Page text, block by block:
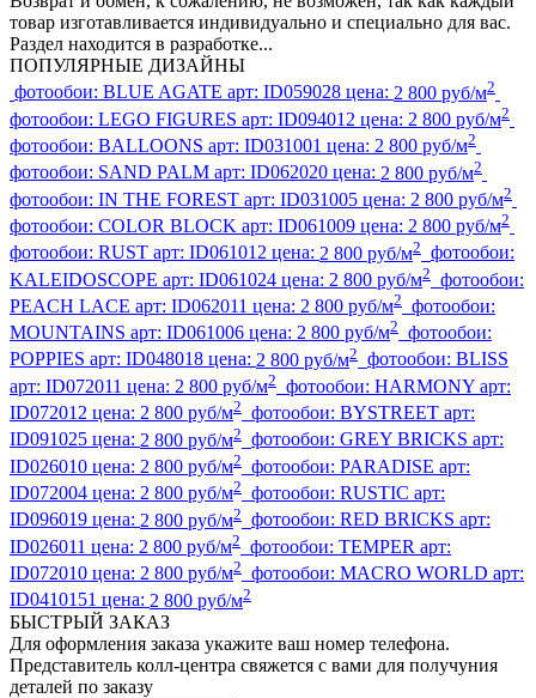
товар изготавливается индивидуально и специально для вас.
Раздел находится в разработке...
ПОПУЛЯРНЫЕ ДИЗАЙНЫ
фотообои: BLUE AGATE арт: ID059028 цена: 2 800 руб/м2
фотообои: LEGO FIGURES арт: ID094012 цена: 2 800 руб/м2
фотообои: BALLOONS арт: ID031001 цена: 2 800 руб/м2
фотообои: SAND PALM арт: ID062020 цена: 2 800 руб/м2
фотообои: IN THE FOREST арт: ID031005 цена: 2 800 руб/м2
фотообои: COLOR BLOCK арт: ID061009 цена: 2 800 руб/м2
фотообои: RUST арт: ID061012 цена: 2 800 руб/м2 фотообои:
KALEIDOSCOPE арт: ID061024 цена: 2 800 руб/м2 фотообои:
PEACH LACE арт: ID062011 цена: 2 800 руб/м2 фотообои:
MOUNTAINS арт: ID061006 цена: 2 800 руб/м2 фотообои:
POPPIES арт: ID048018 цена: 2 800 руб/м2 фотообои: BLISS
арт: ID072011 цена: 2 800 руб/м2 фотообои: HARMONY арт:
ID072012 цена: 2 800 руб/м2 фотообои: BYSTREET арт:
ID091025 цена: 2 800 руб/м2 фотообои: GREY BRICKS арт:
ID026010 цена: 2 800 руб/м2 фотообои: PARADISE арт:
ID072004 цена: 2 800 руб/м2 фотообои: RUSTIC арт:
ID096019 цена: 2 800 руб/м2 фотообои: RED BRICKS арт:
ID026011 цена: 2 800 руб/м2 фотообои: TEMPER арт:
ID072010 цена: 2 800 руб/м2 фотообои: MACRO WORLD арт:
ID0410151 цена: 2 800 руб/м2
БЫСТРЫЙ ЗАКАЗ
Для оформления заказа укажите ваш номер телефона.
Представитель колл-центра свяжется с вами для получуния
деталей по заказу